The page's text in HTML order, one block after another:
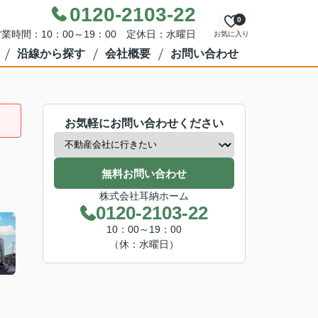
0120-2103-22
時間：10：00～19：00 定休日：水曜日 お気に入り
0
沿線から探す 会社概要 お問い合わせ
お気軽にお問い合わせください
無料お問い合わせ
株式会社耳納ホーム
0120-2103-22
10：00～19：00
（休：水曜日）